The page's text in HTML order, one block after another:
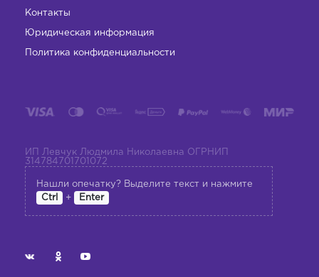
Контакты
Юридическая информация
Политика конфиденциальности
ИП Левчук Людмила Николаевна ОГРНИП
314784701701072
Нашли опечатку? Выделите текст и нажмите
Ctrl
+ Enter